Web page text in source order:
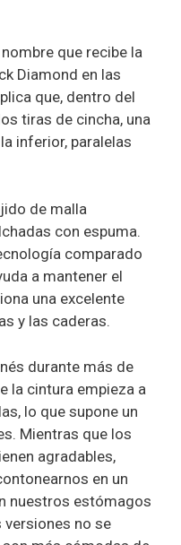
que recibe la
Diamond en las
que, dentro del
tiras de cincha, una
inferior, paralelas
de malla
con espuma.
comparado
a mantener el
una excelente
y las caderas.
durante más de
la cintura empieza a
lo que supone un
Mientras que los
agradables,
en un
nuestros estómagos
versiones no se